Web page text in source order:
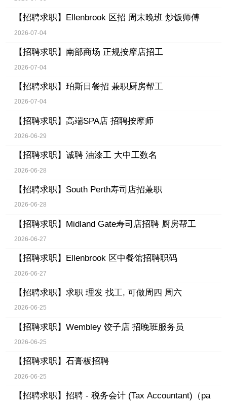
【招聘求职】 Ellenbrook 区招 周末晚班 炒饭师傅
2026-07-04
【招聘求职】 南部商场 正规按摩店招工
2026-07-04
【招聘求职】 珀斯日餐招 兼职厨房帮工
2026-07-04
【招聘求职】 高端SPA店 招聘按摩师
2026-06-29
【招聘求职】 诚聘 油漆工 大中工数名
2026-06-28
【招聘求职】 South Perth寿司店招兼职
2026-06-28
【招聘求职】 Midland Gate寿司店招聘 厨房帮工
2026-06-27
【招聘求职】 Ellenbrook 区中餐馆招聘职码
2026-06-27
【招聘求职】 求职 理发 找工, 可做周四 周六
2026-06-25
【招聘求职】 Wembley 饺子店 招晚班服务员
2026-06-25
【招聘求职】 石膏板招聘
2026-06-25
【招聘求职】 招聘 - 税务会计 (Tax Accountant)（pa